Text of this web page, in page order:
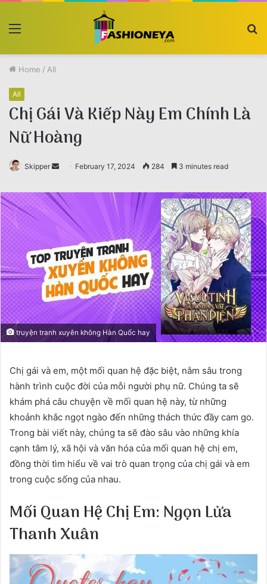
Home / All
All
Chị Gái Và Kiếp Này Em Chính Là
Nữ Hoàng
Skipper
Send
email
February 17, 2024 284 3 minutes read
truyện tranh xuyên không Hàn Quốc hay
Chị gái và em, một mối quan hệ đặc biệt, nằm sâu trong
hành trình cuộc đời của mỗi người phụ nữ. Chúng ta sẽ
khám phá câu chuyện về mối quan hệ này, từ những
khoảnh khắc ngọt ngào đến những thách thức đầy cam go.
Trong bài viết này, chúng ta sẽ đào sâu vào những khía
cạnh tâm lý, xã hội và văn hóa của mối quan hệ chị em,
đồng thời tìm hiểu về vai trò quan trọng của chị gái và em
trong cuộc sống của nhau.
Mối Quan Hệ Chị Em: Ngọn Lửa
Thanh Xuân